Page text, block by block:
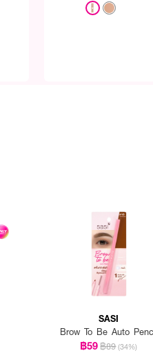
SASI
Brow To Be Auto
฿59฿89 (34%)